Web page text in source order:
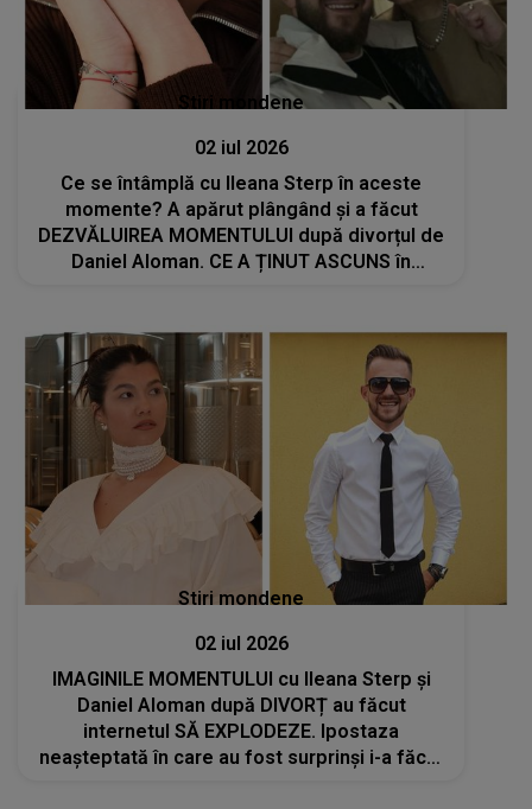
Stiri mondene
02 iul 2026
Ce se întâmplă cu Ileana Sterp în aceste
momente? A apărut plângând și a făcut
DEZVĂLUIREA MOMENTULUI după divorțul de
Daniel Aloman. CE A ȚINUT ASCUNS în
Stiri mondene
02 iul 2026
IMAGINILE MOMENTULUI cu Ileana Sterp și
Daniel Aloman după DIVORȚ au făcut
internetul SĂ EXPLODEZE. Ipostaza
neașteptată în care au fost surprinși i-a făcut